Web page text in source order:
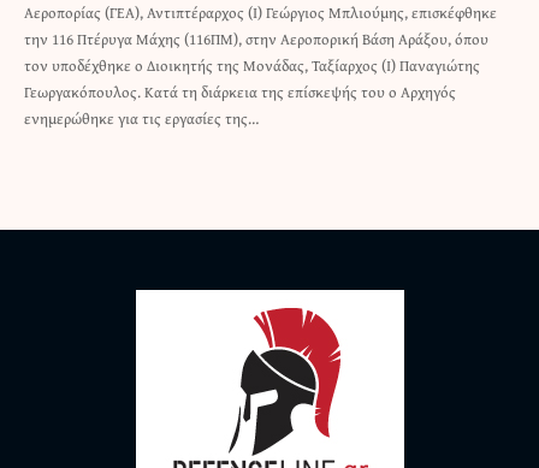
Αεροπορίας (ΓΕΑ), Αντιπτέραρχος (Ι) Γεώργιος Μπλιούμης, επισκέφθηκε
την 116 Πτέρυγα Μάχης (116ΠΜ), στην Αεροπορική Βάση Αράξου, όπου
τον υποδέχθηκε ο Διοικητής της Μονάδας, Ταξίαρχος (Ι) Παναγιώτης
Γεωργακόπουλος. Κατά τη διάρκεια της επίσκεψής του ο Αρχηγός
ενημερώθηκε για τις εργασίες της…